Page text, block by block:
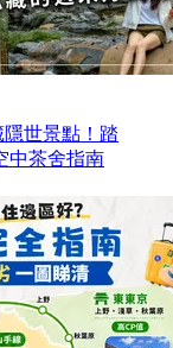
隱世景點！踏
中茶舍指南